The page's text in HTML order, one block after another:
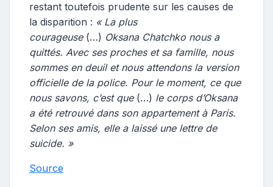
restant toutefois prudente sur les causes de
la disparition : « La plus
courageuse (…) Oksana Chatchko nous a
quittés. Avec ses proches et sa famille, nous
sommes en deuil et nous attendons la version
officielle de la police. Pour le moment, ce que
nous savons, c’est que (…) le corps d’Oksana
a été retrouvé dans son appartement à Paris.
Selon ses amis, elle a laissé une lettre de
suicide. »
Source